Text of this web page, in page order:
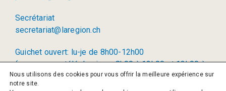
Secrétariat
secretariat@laregion.ch
Guichet ouvert: lu-je de 8h00-12h00
(permanence téléphonique: 8h00 à 12h00 et 13h00 à
17h00)
Nous utilisons des cookies pour vous offrir la meilleure expérience sur
notre site.